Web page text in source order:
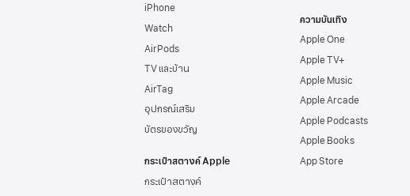
iPhone
Watch
AirPods
TV และบ้าน
AirTag
อุปกรณ์เสริม
บัตรของขวัญ
กระเป๋าสตางค์ Apple
กระเป๋าสตางค์
ความบันเทิง
Apple One
Apple TV+
Apple Music
Apple Arcade
Apple Podcasts
Apple Books
App Store